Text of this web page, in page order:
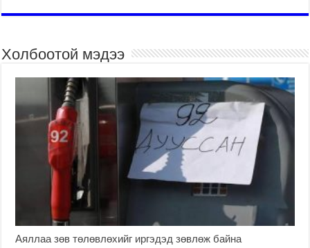
Холбоотой мэдээ
Аяллаа зөв төлөвлөхийг иргэдэд зөвлөж байна